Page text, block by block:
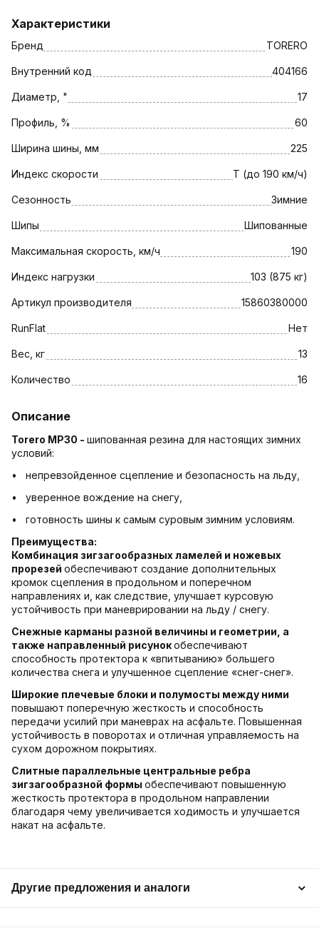
Характеристики
Бренд TORERO
Внутренний код 404166
Диаметр, " 17
Профиль, % 60
Ширина шины, мм 225
Индекс скорости T (до 190 км/ч)
Сезонность Зимние
Шипы Шипованные
Максимальная скорость, км/ч 190
Индекс нагрузки 103 (875 кг)
Артикул производителя 15860380000
RunFlat Нет
Вес, кг 13
Количество 16
Описание
Torero MP30 - шипованная резина для настоящих зимних
условий:
• непревзойденное сцепление и безопасность на льду,
• уверенное вождение на снегу,
• готовность шины к самым суровым зимним условиям.
Преимущества:
Комбинация зигзагообразных ламелей и ножевых
прорезей обеспечивают создание дополнительных
кромок сцепления в продольном и поперечном
направлениях и, как следствие, улучшает курсовую
устойчивость при маневрировании на льду / снегу.
Снежные карманы разной величины и геометрии, а
также направленный рисунокобеспечивают
способность протектора к «впитыванию» большего
количества снега и улучшенное сцепление «снег-снег».
Широкие плечевые блоки и полумосты между ними
повышают поперечную жесткость и способность
передачи усилий при маневрах на асфальте. Повышенная
устойчивость в поворотах и отличная управляемость на
сухом дорожном покрытиях.
Слитные параллельные центральные ребра
зигзагообразной формы обеспечивают повышенную
жесткость протектора в продольном направлении
благодаря чему увеличивается ходимость и улучшается
накат на асфальте.
Другие предложения и аналоги